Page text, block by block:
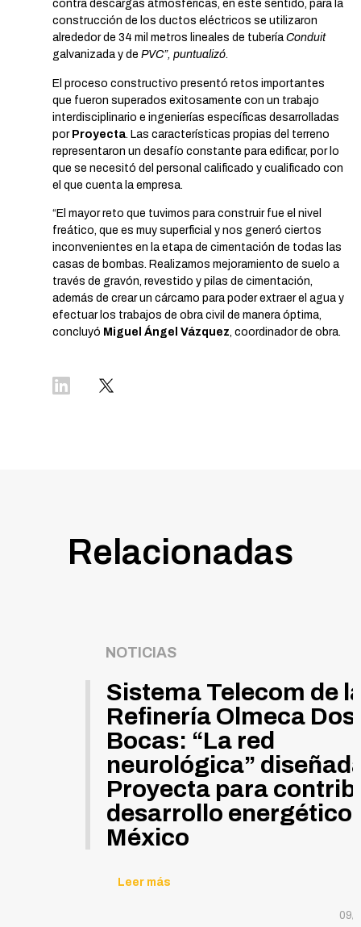
contra descargas atmosféricas, en este sentido, para la
construcción de los ductos eléctricos se utilizaron
alrededor de 34 mil metros lineales de tubería Conduit
galvanizada y de PVC”, puntualizó.
El proceso constructivo presentó retos importantes
que fueron superados exitosamente con un trabajo
interdisciplinario e ingenierías específicas desarrolladas
por Proyecta. Las características propias del terreno
representaron un desafío constante para edificar, por lo
que se necesitó del personal calificado y cualificado con
el que cuenta la empresa.
“El mayor reto que tuvimos para construir fue el nivel
freático, que es muy superficial y nos generó ciertos
inconvenientes en la etapa de cimentación de todas las
casas de bombas. Realizamos mejoramiento de suelo a
través de gravón, revestido y pilas de cimentación,
además de crear un cárcamo para poder extraer el agua y
efectuar los trabajos de obra civil de manera óptima,
concluyó Miguel Ángel Vázquez, coordinador de obra.
Relacionadas
NOTICIAS
Sistema Telecom de
Refinería Olmeca Dos
Bocas: “La red
neurológica”
Proyecta para
desarrollo energético
México
Leer más
09/